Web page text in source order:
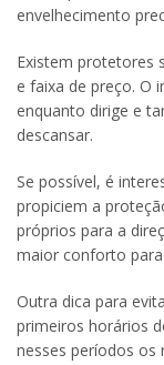
envelhecimento
Existem protetores
e faixa de preço. O
enquanto dirige e
descansar.
Se possível, é
propiciem a
próprios para a
maior conforto
Outra dica para
primeiros horários
nesses períodos os